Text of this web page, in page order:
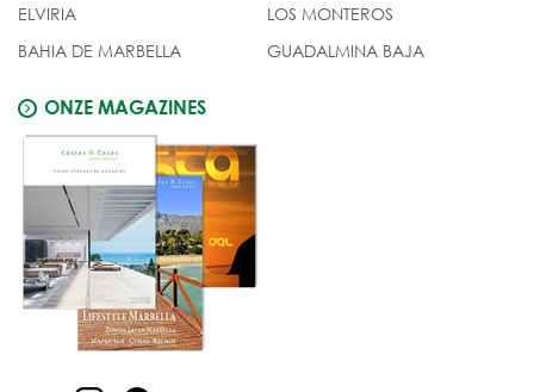
ELVIRIA
BAHIA DE MARBELLA
LOS MONTEROS
GUADALMINA BAJA
ONZE MAGAZINES